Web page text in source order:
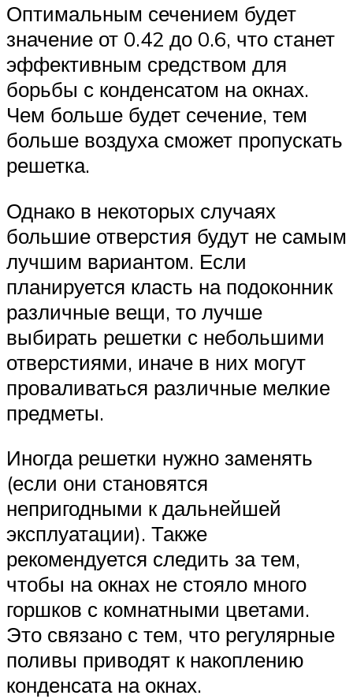
Оптимальным сечением будет
значение от 0.42 до 0.6, что станет
эффективным средством для
борьбы с конденсатом на окнах.
Чем больше будет сечение, тем
больше воздуха сможет пропускать
решетка.
Однако в некоторых случаях
большие отверстия будут не самым
лучшим вариантом. Если
планируется класть на подоконник
различные вещи, то лучше
выбирать решетки с небольшими
отверстиями, иначе в них могут
проваливаться различные мелкие
предметы.
Иногда решетки нужно заменять
(если они становятся
непригодными к дальнейшей
эксплуатации). Также
рекомендуется следить за тем,
чтобы на окнах не стояло много
горшков с комнатными цветами.
Это связано с тем, что регулярные
поливы приводят к накоплению
конденсата на окнах.